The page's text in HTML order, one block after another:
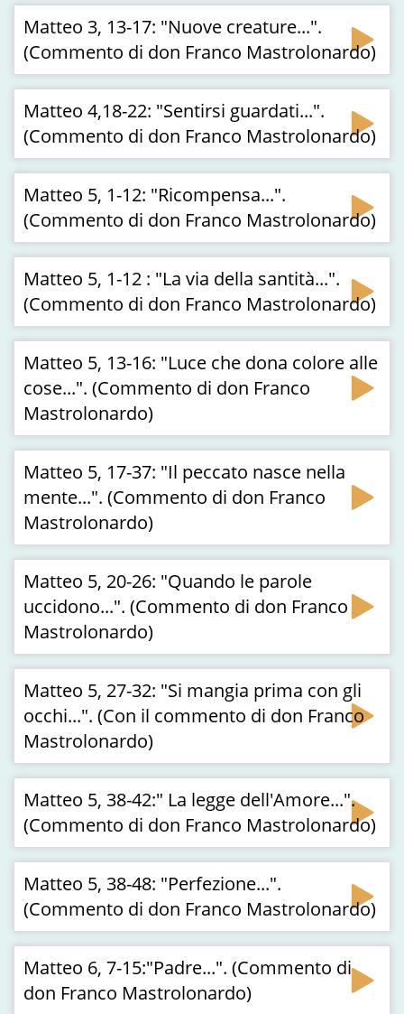
Matteo 3, 13-17: "Nuove creature...".
(Commento di don Franco Mastrolonardo)
Matteo 4,18-22: "Sentirsi guardati...".
(Commento di don Franco Mastrolonardo)
Matteo 5, 1-12: "Ricompensa...".
(Commento di don Franco Mastrolonardo)
Matteo 5, 1-12 : "La via della santità...".
(Commento di don Franco Mastrolonardo)
Matteo 5, 13-16: "Luce che dona colore alle
cose...". (Commento di don Franco
Mastrolonardo)
Matteo 5, 17-37: "Il peccato nasce nella
mente...". (Commento di don Franco
Mastrolonardo)
Matteo 5, 20-26: "Quando le parole
uccidono...". (Commento di don Franco
Mastrolonardo)
Matteo 5, 27-32: "Si mangia prima con gli
occhi...". (Con il commento di don Franco
Mastrolonardo)
Matteo 5, 38-42:" La legge dell'Amore...".
(Commento di don Franco Mastrolonardo)
Matteo 5, 38-48: "Perfezione...".
(Commento di don Franco Mastrolonardo)
Matteo 6, 7-15:"Padre...". (Commento di
don Franco Mastrolonardo)